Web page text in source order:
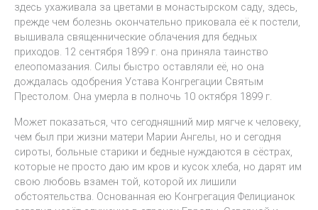
здесь ухаживала за цветами в монастырском саду, здесь,
прежде чем болезнь окончательно приковала её к постели,
вышивала священнические облачения для бедных
приходов. 12 сентября 1899 г. она приняла таинство
елеопомазания. Силы быстро оставляли её, но она
дождалась одобрения Устава Конгрегации Святым
Престолом. Она умерла в полночь 10 октября 1899 г.
Может показаться, что сегодняшний мир мягче к человеку,
чем был при жизни матери Марии Ангелы, но и сегодня
сироты, больные старики и бедные нуждаются в сёстрах,
которые не просто даю им кров и кусок хлеба, но дарят им
свою любовь взамен той, которой их лишили
обстоятельства. Основанная ею Конгрегация Фелицианок